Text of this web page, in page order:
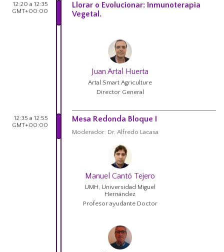
12:20 a 12:35
GMT+00:00
Llorar o Evolucionar: Inmunoterapia
Vegetal.
Juan Artal Huerta
Artal Smart Agriculture
Director General
12:35 a 12:55
GMT+00:00
Mesa Redonda Bloque I
Moderador: Dr. Alfredo Lacasa
Manuel Cantó Tejero
UMH, Universidad Miguel
Hernández
Profesor ayudante Doctor